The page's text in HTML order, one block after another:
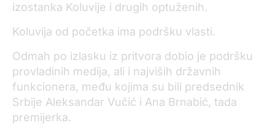
izostanka Koluvije i drugih optuženih.
Koluvija od početka ima podršku vlasti.
Odmah po izlasku iz pritvora dobio je podršku
provladinih medija, ali i najviših državnih
funkcionera, među kojima su bili predsednik
Srbije Aleksandar Vučić i Ana Brnabić, tada
premijerka.